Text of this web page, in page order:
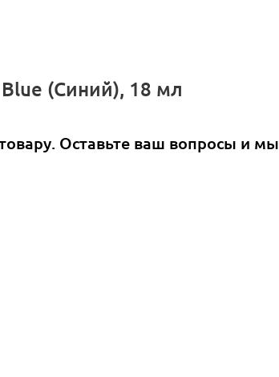
(Синий), 18 мл
Оставьте ваш вопросы и мы